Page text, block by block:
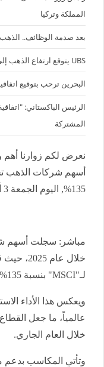
المملكة وتركيا
بعد صدمة الوظائف.. الذهب
UBS يتوقع ارتفاع الذهب إلى 5000 دولار في 2027
البحرين ترحب بتوقيع
الرئيس الباكستاني:
المشتركة
نعرض لكم زوارنا أهم
135%, اليوم الجمعة 3 أكتوبر 2025 08:13 مساءً
مباشر: سجلت أسهم
خلال
لـ"MSCI" بنسبة 135% منذ بداية العام.
ويعكس هذا الأداء
عالمياً، ما جعل
خلال العام الجاري.
وتأتي المكاسب بدعم